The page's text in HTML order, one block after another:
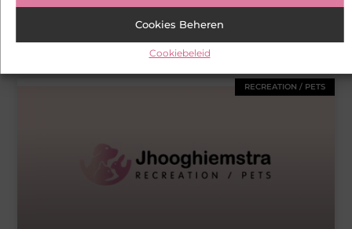
Cookies Beheren
Cookiebeleid
Gerelateerde artikelendie u mogelijk
interesseren
RECREATION / PETS